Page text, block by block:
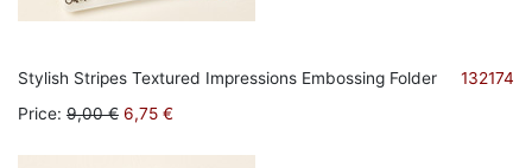
Stylish Stripes Textured Impressions Embossing Folder
132174
Price: 9,00 € 6,75 €